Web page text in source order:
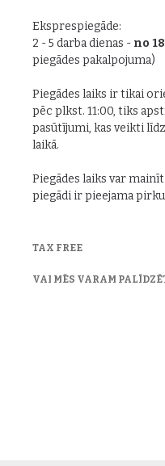
Eksprespiegāde:
2 - 5 darba dienas - no
piegādes pakalpojuma)
Piegādes laiks ir tikai
pēc plkst. 11:00, tiks
pasūtījumi, kas veikti
laikā.
Piegādes laiks var
piegādi ir pieejama
TAX FREE
VAI MĒS VARAM